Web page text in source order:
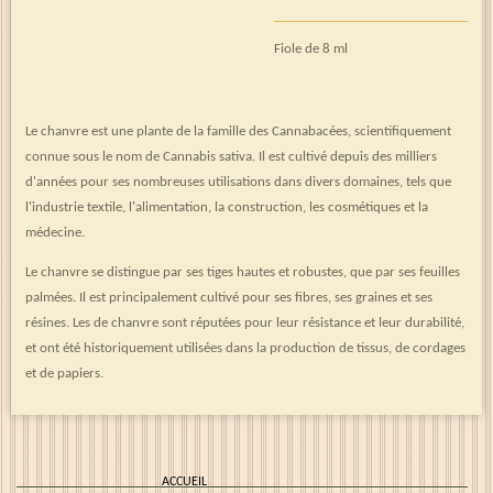
Fiole de 8 ml
Le chanvre est une plante de la famille des Cannabacées, scientifiquement
connue sous le nom de Cannabis sativa. Il est cultivé depuis des milliers
d'années pour ses nombreuses utilisations dans divers domaines, tels que
l'industrie textile, l'alimentation, la construction, les cosmétiques et la
médecine.
Le chanvre se distingue par ses tiges hautes et robustes, que par ses feuilles
palmées. Il est principalement cultivé pour ses fibres, ses graines et ses
résines. Les de chanvre sont réputées pour leur résistance et leur durabilité,
et ont été historiquement utilisées dans la production de tissus, de cordages
et de papiers.
ACCUEIL